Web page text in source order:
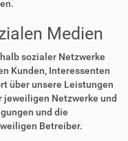
Medien
sozialer Netzwerke
Kunden, Interessenten
über unsere Leistungen
Netzwerke und
und die
Betreiber.